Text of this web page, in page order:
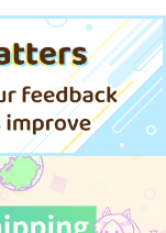
作品詳細
窓際族、ゲーム世界の
悪徳ギルド長に転生す
る 仕事をサボるため
に「業務効率化」して
いたら、なぜか部下か
ら崇拝される愛され上
司になっていた件
スターツ出版
1,540円（税込）
サンプル